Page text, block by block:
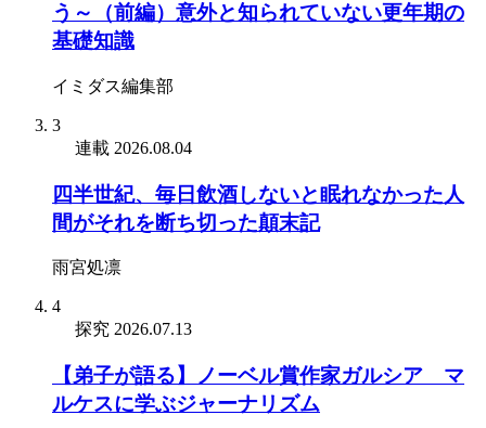
う～（前編）意外と知られていない更年期の
基礎知識
イミダス編集部
3
連載 2026.08.04
四半世紀、毎日飲酒しないと眠れなかった人
間がそれを断ち切った顛末記
雨宮処凛
4
探究 2026.07.13
【弟子が語る】ノーベル賞作家ガルシア゠マ
ルケスに学ぶジャーナリズム